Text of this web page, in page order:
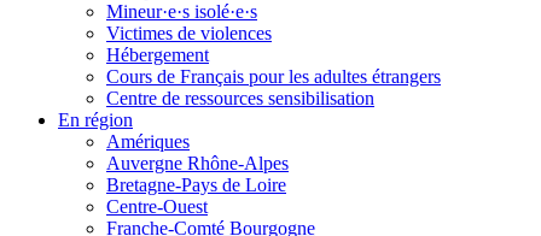
Mineur·e·s isolé·e·s
Victimes de violences
Hébergement
Cours de Français pour les adultes étrangers
Centre de ressources sensibilisation
En région
Amériques
Auvergne Rhône-Alpes
Bretagne-Pays de Loire
Centre-Ouest
Franche-Comté Bourgogne